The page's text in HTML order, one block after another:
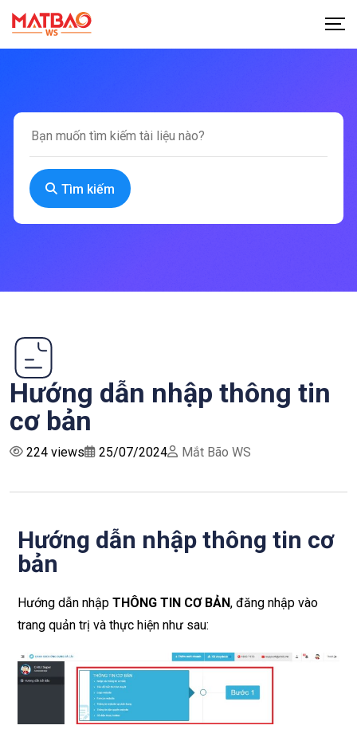
Tìm kiếm
Hướng dẫn nhập thông tin
cơ bản
224 views 25/07/2024 Mắt Bão WS
Hướng dẫn nhập thông tin cơ
bản
Hướng dẫn nhập THÔNG TIN CƠ BẢN, đăng nhập vào
trang quản trị và thực hiện như sau: